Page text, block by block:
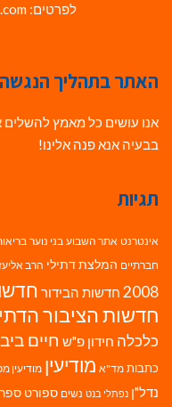
לפרטים: Avihai.ZoomAt@gmail.com
האתר בתהליך הנגשה
אנו עושים כל מאמץ
בבעיה אנא פנה אלינו!
תגיות
אינטרנט אתר השבוע בני נוער
חברתיים המלצת דתילי הרב
2008 חדשות הבידור
חדשות הציבור הדתי
כלכלה חידון פ"ש חיים
כתבות מד"א מודיעין מודיעין
נדל"ן נפתלי בנט נשים ספורט